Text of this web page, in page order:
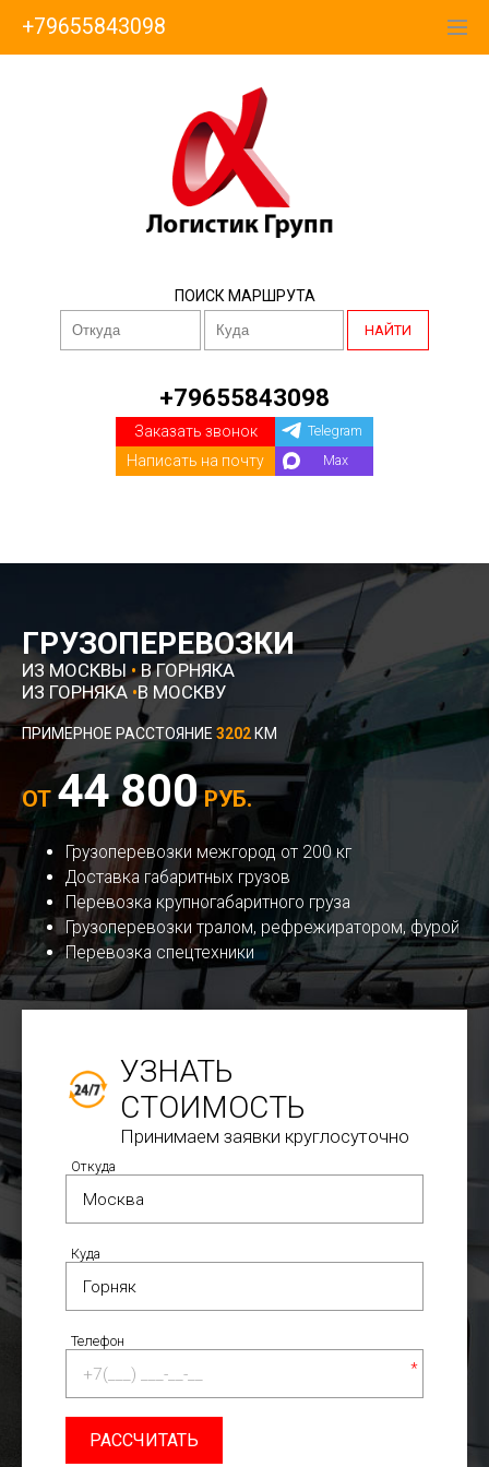
+79655843098
ПОИСК МАРШРУТА
НАЙТИ
+79655843098
Заказать звонок
Написать на почту
Telegram
Max
ГРУЗОПЕРЕВОЗКИ
ИЗ МОСКВЫ •В ГОРНЯКА
ИЗ ГОРНЯКА •В МОСКВУ
ПРИМЕРНОЕ РАССТОЯНИЕ 3202 КМ
ОТ 44 800РУБ.
Грузоперевозки межгород от 200 кг
Доставка габаритных грузов
Перевозка крупногабаритного груза
Грузоперевозки тралом, рефрежиратором, фурой
Перевозка спецтехники
УЗНАТЬ
СТОИМОСТЬ
Принимаем заявки круглосуточно
Откуда
Куда
Телефон
*
РАССЧИТАТЬ